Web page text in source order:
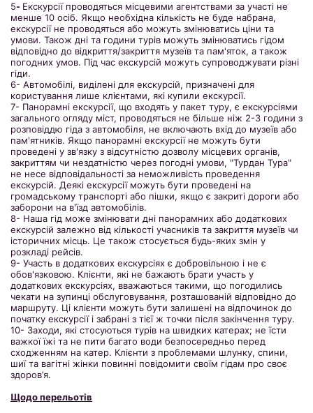
5- Екскурсії проводяться місцевими агентствами за участі не
менше 10 осіб. Якщо необхідна кількість не буде набрана,
екскурсії не проводяться або можуть змінюватись ціни та
умови. Також дні та години турів можуть змінюватись гідом
відповідно до відкриття/закриття музеїв та пам'яток, а також
погодних умов. Під час екскурсій можуть супроводжувати різні
гіди.
6- Автомобілі, виділені для екскурсій, призначені для
користування лише клієнтами, які купили екскурсії.
7- Панорамні екскурсії, що входять у пакет туру, є екскурсіями
загального огляду міст, проводяться не більше ніж 2-3 години з
розповіддю гіда з автомобіля, не включають вхід до музеїв або
пам'ятників. Якщо панорамні екскурсії не можуть бути
проведені у зв'язку з відсутністю дозволу місцевих органів,
закриттям чи нездатністю через погодні умови, "Турдан Тура"
не несе відповідальності за неможливість проведення
екскурсій. Деякі екскурсії можуть бути проведені на
громадському транспорті або пішки, якщо є закриті дороги або
заборони на в'їзд автомобілів.
8- Наша гід може змінювати дні панорамних або додаткових
екскурсій залежно від кількості учасників та закриття музеїв чи
історичних місць. Це також стосується будь-яких змін у
розкладі рейсів.
9- Участь в додаткових екскурсіях є добровільною і не є
обов'язковою. Клієнти, які не бажають брати участь у
додаткових екскурсіях, вважаються такими, що погодились
чекати на зупинці обслуговування, розташованій відповідно до
маршруту. Ці клієнти можуть бути залишені на відпочинок до
початку екскурсії і забрані з тієї ж точки після закінчення туру.
10- Заходи, які стосуються турів на швидких катерах; не їсти
важкої їжі та не пити багато води безпосередньо перед
сходженням на катер. Клієнти з проблемами шлунку, спини,
шиї та вагітні жінки повинні повідомити своїм гідам про своє
здоров’я.
Щодо перельотів